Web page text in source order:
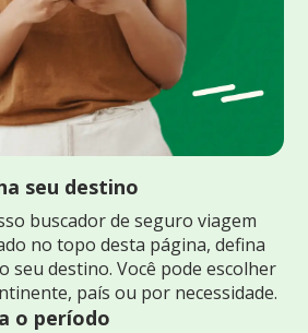
seu destino
buscador de seguro viagem
no topo desta página, defina
seu destino. Você pode escolher
país ou por necessidade.
o período